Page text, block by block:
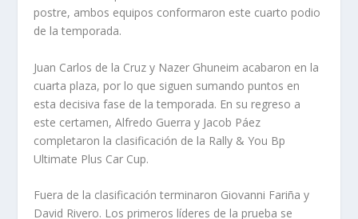
postre, ambos equipos conformaron este cuarto podio
de la temporada.
Juan Carlos de la Cruz y Nazer Ghuneim acabaron en la
cuarta plaza, por lo que siguen sumando puntos en
esta decisiva fase de la temporada. En su regreso a
este certamen, Alfredo Guerra y Jacob Páez
completaron la clasificación de la Rally & You Bp
Ultimate Plus Car Cup.
Fuera de la clasificación terminaron Giovanni Fariña y
David Rivero. Los primeros líderes de la prueba se